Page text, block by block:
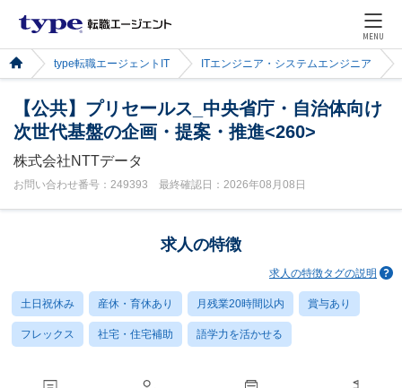
MENU
type転職エージェントIT ITエンジニア・システムエンジニア
【公共】プリセールス_中央省庁・自治体向け
次世代基盤の企画・提案・推進<260>
株式会社NTTデータ
お問い合わせ番号：249393 最終確認日：2026年08月08日
求人の特徴
求人の特徴タグの説明
土日祝休み 産休・育休あり 月残業20時間以内 賞与あり
フレックス 社宅・住宅補助 語学力を活かせる